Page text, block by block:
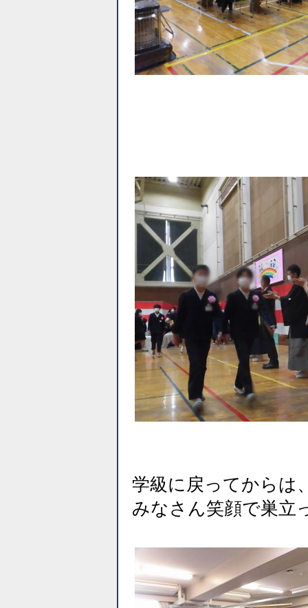
学級に戻ってからは
みなさん笑顔で巣立